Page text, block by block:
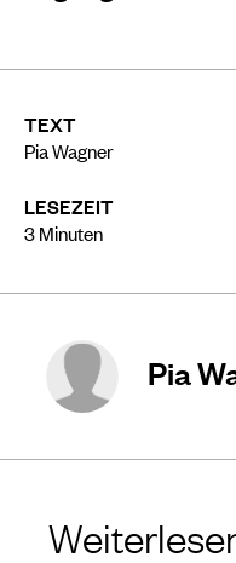
TEXT
Pia Wagner
LESEZEIT
3Minuten
Pia